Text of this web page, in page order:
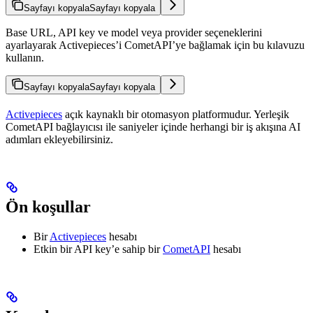
Sayfayı kopyalaSayfayı kopyala
Base URL, API key ve model veya provider seçeneklerini
ayarlayarak Activepieces’i CometAPI’ye bağlamak için bu kılavuzu
kullanın.
Sayfayı kopyalaSayfayı kopyala
Activepieces açık kaynaklı bir otomasyon platformudur. Yerleşik
CometAPI bağlayıcısı ile saniyeler içinde herhangi bir iş akışına AI
adımları ekleyebilirsiniz.
Ön koşullar
BirActivepieces hesabı
Etkin bir API key’e sahip birCometAPI hesabı